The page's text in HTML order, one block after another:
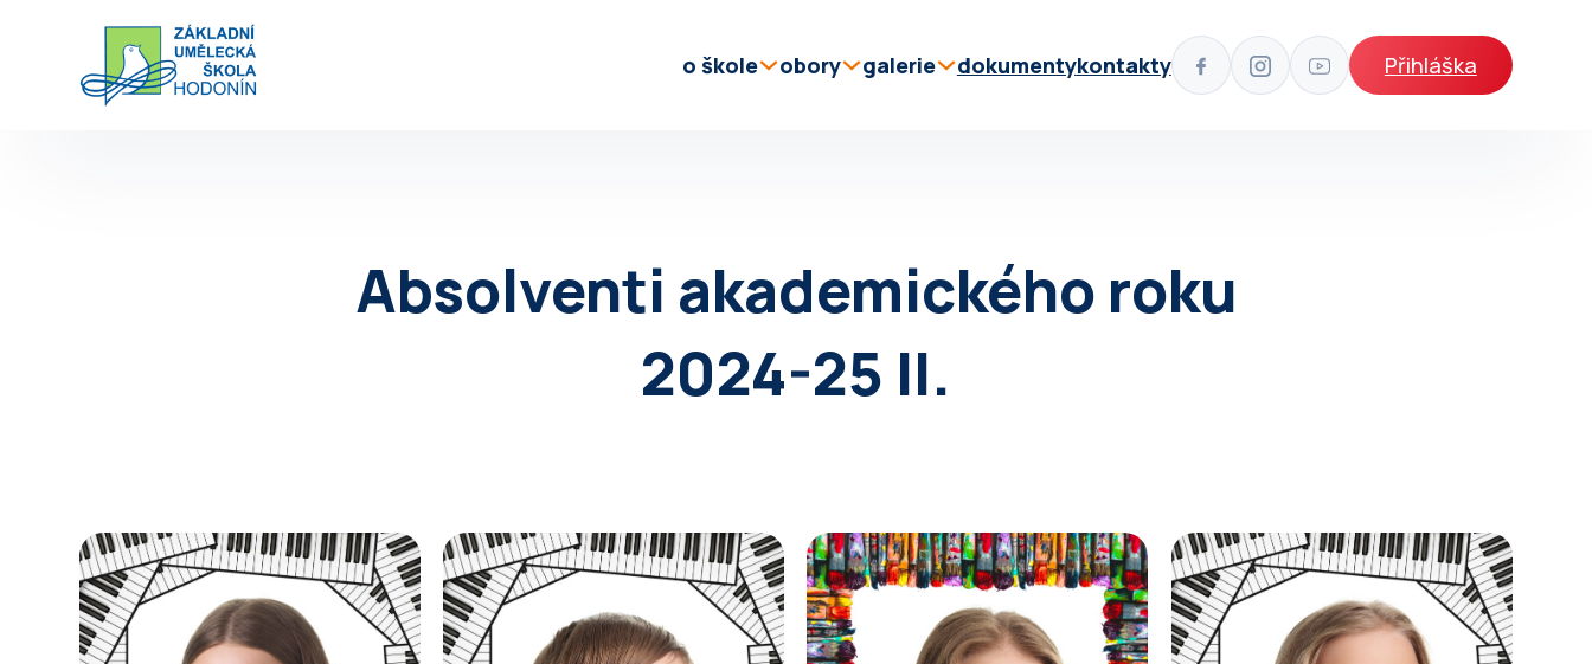
o škole obory galerie dokumentykontakty Přihláška
Absolventi akademického roku
2024-25 II.